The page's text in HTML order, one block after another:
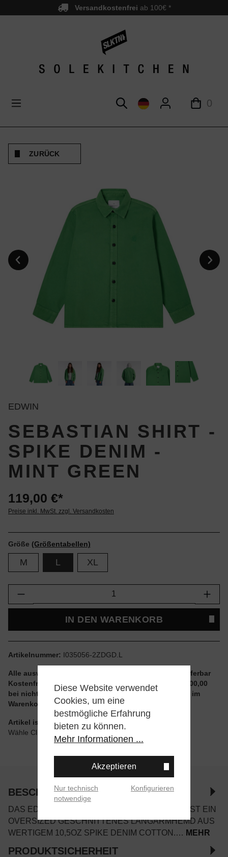
springen Versandkostenfrei ab 100€ *
0
ZURÜCK
EDWIN
SEBASTIAN SHIRT -
SPIKE DENIM -
MINT GREEN
119,00 €*
Preise inkl. MwSt. zzgl. Versandkosten
Größe (Größentabellen)
M L XL
Produkt Anzahl: Gib den gewünschten
IN DEN WARENKORB
Artikelnummer: I035056-2ZDGD.L
Alle auswählbaren Größen und Artikel sind sofort lieferbar
Kostenfreier Versand ab einem Einkaufswert von € 100,00
bei nicht reduzierten Artikeln und ohne Aktionscode im
Warenkorb
Artikel ist wie angegeben im Store verfügbar
Wähle Click & Collect beim Checkout
BESCHREIBUNG
DAS EDWIN SEBASTIAN SPIKE DENIM SHIRT IST EIN
OVERSIZED GESCHNITTENES LANGARMHEMD AUS
WERTIGEM 10,5OZ SPIKE DENIM COTTON.… MEHR
PRODUKTSICHERHEIT
Diese Website verwendet
Cookies, um eine
bestmögliche Erfahrung
bieten zu können.
Mehr Informationen ...
Akzeptieren
Nur technisch
notwendige
Konfigurieren